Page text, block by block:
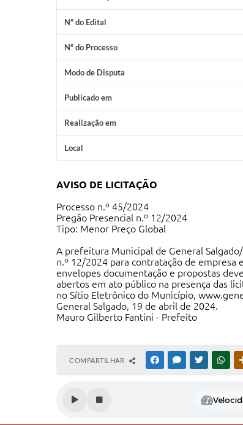
Nº do Edital
Nº do Processo
Modo de Disputa
Publicado em
Realização em
Local
AVISO DE LICITAÇÃO
Processo n.º 45/2024
Pregão Presencial n.º 12/2024
Tipo: Menor Preço Global
A prefeitura Municipal de General
n.º 12/2024 para contratação de empresa
envelopes documentação e propostas
abertos em ato público na presença das
no Sítio Eletrônico do Município,
General Salgado, 19 de abril de 2024.
Mauro Gilberto Fantini - Prefeito
COMPARTILHAR FACEBOOKMESSENGER
TWITTER